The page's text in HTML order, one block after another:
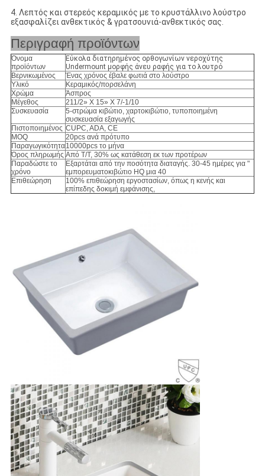
4. Λεπτός και στερεός κεραμικός με το κρυστάλλινο λούστρο
εξασφαλίζει ανθεκτικός & γρατσουνιά-ανθεκτικός σας.
Περιγραφή προϊόντων
Όνομα
προϊόντων
Εύκολα διατηρημένος ορθογωνίων νεροχύτης
Undermount μορφής άνευ ραφής για το λουτρό
Βερνικωμένος
Ένας χρόνος έβαλε φωτιά στο λούστρο
Υλικό
Κεραμικός/πορσελάνη
Χρώμα
Άσπρος
Μέγεθος
211/2» Χ 15» Χ 7/-1/10
Συσκευασία
5-στρώμα κιβώτιο, χαρτοκιβώτιο, τυποποιημένη
συσκευασία εξαγωγής
Πιστοποιημένος CUPC, ADA, CE
MOQ
20pcs ανά πρότυπο
Παραγωγικότητα10000pcs το μήνα
Όρος πληρωμής Από T/T, 30% ως κατάθεση εκ των προτέρων
Παραδώστε το
χρόνο
Εξαρτάται από την ποσότητα διαταγής. 30-45 ημέρες για "
εμπορευματοκιβώτιο HQ μια 40
Επιθεώρηση
100% επιθεώρηση εργοστασίων, όπως η κενής και
επίπεδης δοκιμή εμφάνισης,